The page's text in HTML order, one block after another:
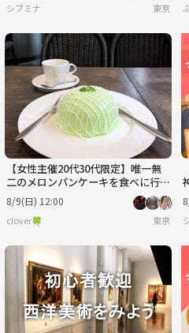
シブミナ 東京
【女性主催20代30代限定】唯一無
二のメロンパンケーキを食べに行こ
う〜🍒🎈
8/9(日) 12:00
clover🍀 東京